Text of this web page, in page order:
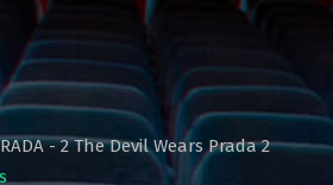
- 2 The Devil Wears Prada 2